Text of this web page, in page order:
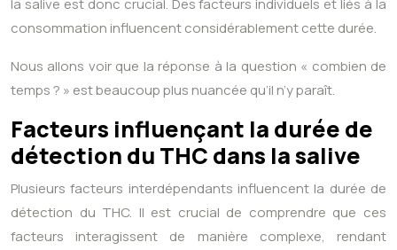
la salive est donc crucial. Des facteurs individuels et liés à la
consommation influencent considérablement cette durée.
Nous allons voir que la réponse à la question « combien de
temps ? » est beaucoup plus nuancée qu’il n’y paraît.
Facteurs influençant la durée de
détection du THC dans la salive
Plusieurs facteurs interdépendants influencent la durée de
détection du THC. Il est crucial de comprendre que ces
facteurs interagissent de manière complexe, rendant